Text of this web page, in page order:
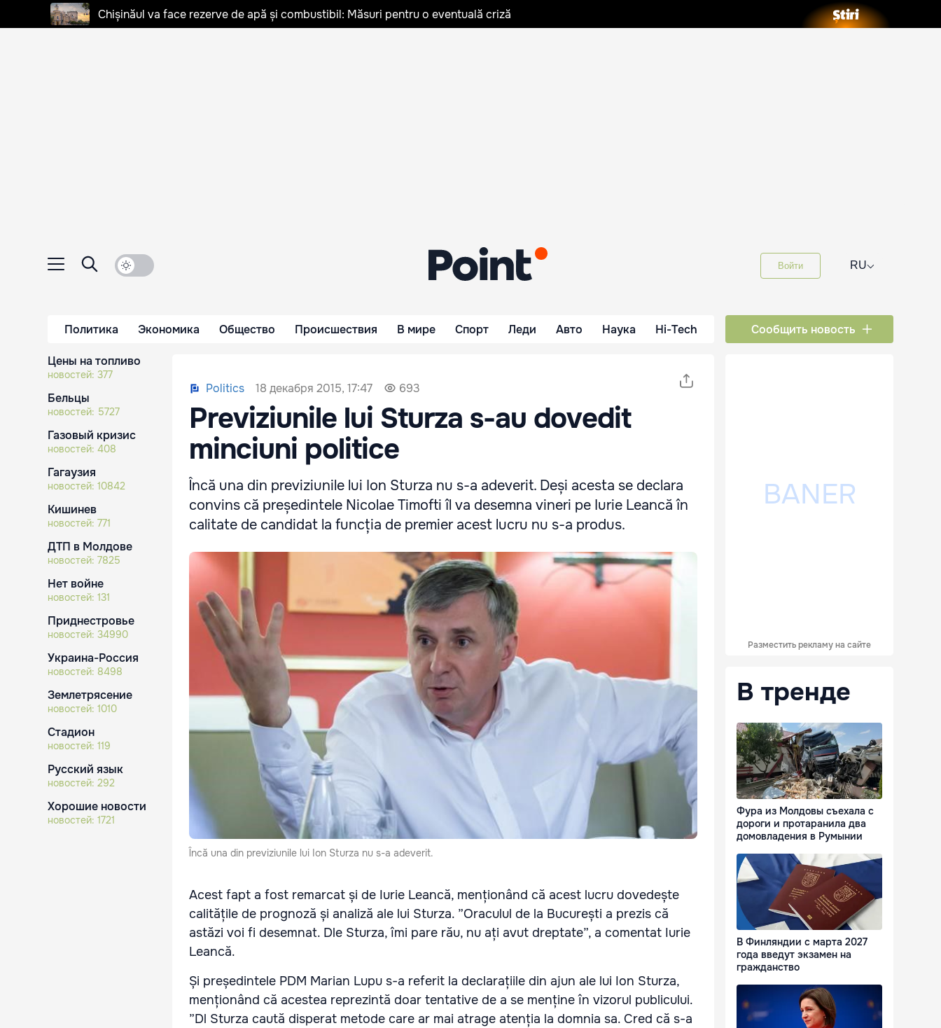
Chișinăul va face rezerve de apă și combustibil: Măsuri pentru o eventuală criză
Войти RU⌵
Политика Экономика Общество Происшествия В мире Спорт Леди Авто Наука Hi-Tech Сообщить новость
Цены на топливо
новостей: 377
Бельцы
новостей: 5727
Газовый кризис
новостей: 408
Гагаузия
новостей: 10842
Кишинев
новостей: 771
ДТП в Молдове
новостей: 7825
Нет войне
новостей: 131
Приднестровье
новостей: 34990
Украина-Россия
новостей: 8498
Землетрясение
новостей: 1010
Стадион
новостей: 119
Русский язык
новостей: 292
Хорошие новости
новостей: 1721
Politics 18 декабря 2015, 17:47 693
Previziunile lui Sturza s-au dovedit
minciuni politice
Încă una din previziunile lui Ion Sturza nu s-a adeverit. Deși acesta se declara
convins că președintele Nicolae Timofti îl va desemna vineri pe Iurie Leancă în
calitate de candidat la funcția de premier acest lucru nu s-a produs.
Încă una din previziunile lui Ion Sturza nu s-a adeverit.
Acest fapt a fost remarcat și de Iurie Leancă, menționând că acest lucru dovedește
calitățile de prognoză și analiză ale lui Sturza. ”Oraculul de la București a prezis că
astăzi voi fi desemnat. Dle Sturza, îmi pare rău, nu ați avut dreptate”, a comentat Iurie
Leancă.
Și președintele PDM Marian Lupu s-a referit la declarațiile din ajun ale lui Ion Sturza,
menționând că acestea reprezintă doar tentative de a se menține în vizorul publicului.
”Dl Sturza caută disperat metode care ar mai atrage atenția la domnia sa. Cred că s-a
Разместить рекламу на сайте
В тренде
Фура из Молдовы съехала с
дороги и протаранила два
домовладения в Румынии
В Финляндии с марта 2027
года введут экзамен на
гражданство